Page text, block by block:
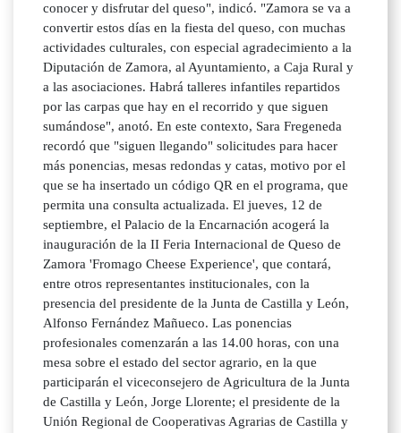
conocer y disfrutar del queso", indicó. "Zamora se va a
convertir estos días en la fiesta del queso, con muchas
actividades culturales, con especial agradecimiento a la
Diputación de Zamora, al Ayuntamiento, a Caja Rural y
a las asociaciones. Habrá talleres infantiles repartidos
por las carpas que hay en el recorrido y que siguen
sumándose", anotó. En este contexto, Sara Fregeneda
recordó que "siguen llegando" solicitudes para hacer
más ponencias, mesas redondas y catas, motivo por el
que se ha insertado un código QR en el programa, que
permita una consulta actualizada. El jueves, 12 de
septiembre, el Palacio de la Encarnación acogerá la
inauguración de la II Feria Internacional de Queso de
Zamora 'Fromago Cheese Experience', que contará,
entre otros representantes institucionales, con la
presencia del presidente de la Junta de Castilla y León,
Alfonso Fernández Mañueco. Las ponencias
profesionales comenzarán a las 14.00 horas, con una
mesa sobre el estado del sector agrario, en la que
participarán el viceconsejero de Agricultura de la Junta
de Castilla y León, Jorge Llorente; el presidente de la
Unión Regional de Cooperativas Agrarias de Castilla y